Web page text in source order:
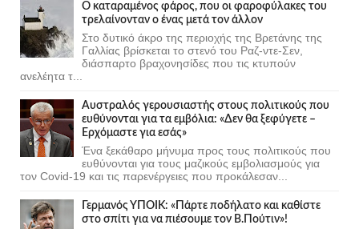
Ο καταραμένος φάρος, που οι φαροφύλακες του
τρελαίνονταν ο ένας μετά τον άλλον
Στο δυτικό άκρο της περιοχής της Βρετάνης της
Γαλλίας βρίσκεται το στενό του Ραζ-ντε-Σεν,
διάσπαρτο βραχονησίδες που τις κτυπούν
ανελέητα τ...
Αυστραλός γερουσιαστής στους πολιτικούς που
ευθύνονται για τα εμβόλια: «Δεν θα ξεφύγετε –
Ερχόμαστε για εσάς»
Ένα ξεκάθαρο μήνυμα προς τους πολιτικούς που
ευθύνονται για τους μαζικούς εμβολιασμούς για
τον Covid-19 και τις παρενέργειες που προκάλεσαν...
Γερμανός ΥΠΟΙΚ: «Πάρτε ποδήλατο και καθίστε
στο σπίτι για να πιέσουμε τον Β.Πούτιν»!